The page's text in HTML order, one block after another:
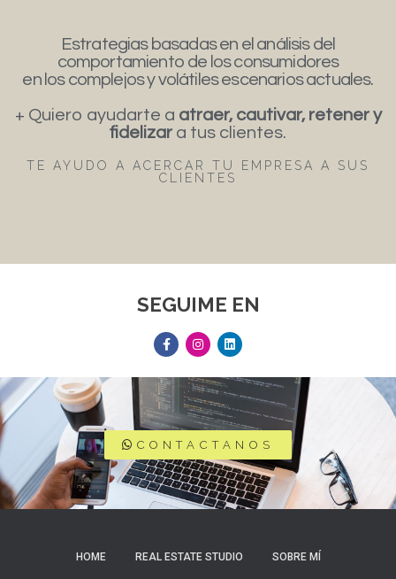
Estrategias basadas en el análisis del
comportamiento de los consumidores
en los complejos y volátiles escenarios actuales.
+ Quiero ayudarte a atraer, cautivar, retener y
fidelizar a tus clientes.
TE AYUDO A ACERCAR TU EMPRESA A SUS
CLIENTES
SEGUIME EN
CONTACTANOS
HOME REAL ESTATE STUDIO SOBRE MÍ